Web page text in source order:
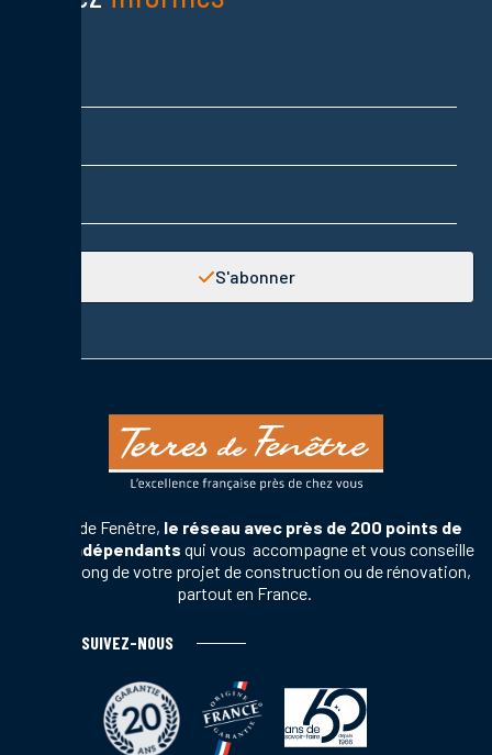
S'abonner
Terres de Fenêtre, le réseau avec près de 200 points de
vente indépendants qui vous accompagne et vous conseille
tout au long de votre projet de construction ou de rénovation,
partout en France.
SUIVEZ-NOUS